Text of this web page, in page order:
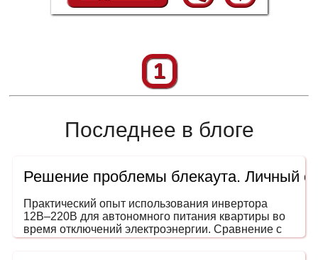
1
Последнее в блоге
Решение проблемы блекаута. Личный
Практический опыт использования инвертора
12В–220В для автономного питания квартиры во
время отключений электроэнергии. Сравнение с
генераторами, ИБП и power station. На что